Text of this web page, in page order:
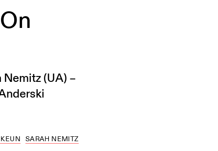
Nemitz (UA) –
SARAH NEMITZ